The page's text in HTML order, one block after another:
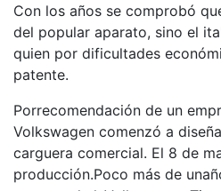
Con los años se comprobó
del popular aparato, sino el
quien por dificultades
patente.
Porrecomendación de un
Volkswagen comenzó a
carguera comercial. El 8 de
producción.Poco más de